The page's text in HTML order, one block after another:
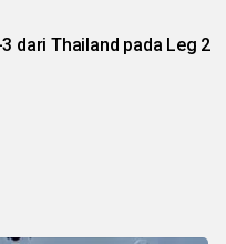
dari Thailand pada Leg 2